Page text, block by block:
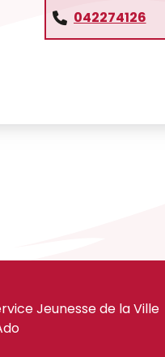
042274126
Jeunesse de la Ville